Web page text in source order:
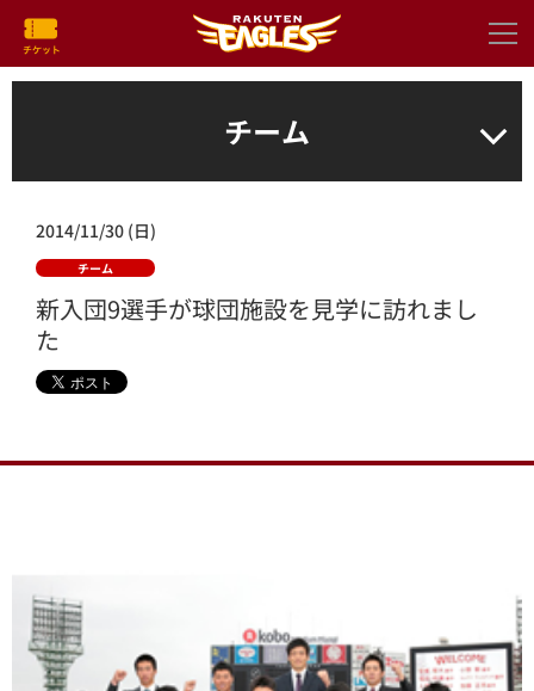
チーム
2014/11/30 (日)
チーム
新入団9選手が球団施設を見学に訪れまし
た